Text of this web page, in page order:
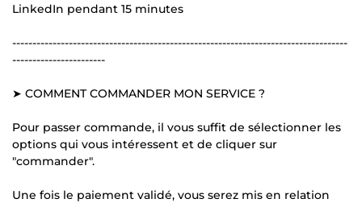
LinkedIn pendant 15 minutes
-----------------------------------------------------------------------------------
-----------------------
➤ COMMENT COMMANDER MON SERVICE ?
Pour passer commande, il vous suffit de sélectionner les
options qui vous intéressent et de cliquer sur
"commander".
Une fois le paiement validé, vous serez mis en relation